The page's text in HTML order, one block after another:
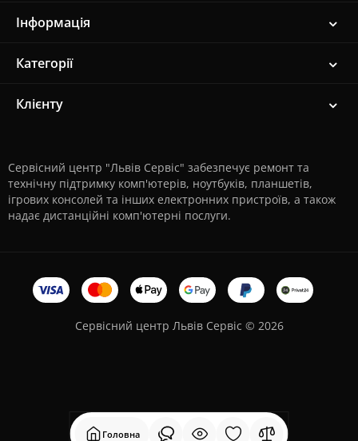
Головна
Інформація
Категорії
Клієнту
Сервісний центр "Львів Сервіс" забезпечує ремонт та
технічну підтримку комп'ютерів, ноутбуків, планшетів,
ігрових консолей та інших електронних пристроїв, а також
надає дистанційні комп'ютерні послуги.
Сервісний центр Львів Сервіс © 2026